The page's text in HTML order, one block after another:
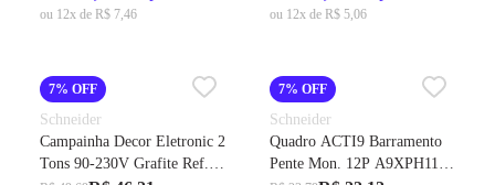
ou 12x de R$ 7,46 ou 12x de R$ 5,06
7% OFF
Schneider
Campainha Decor Eletronic 2
Tons 90-230V Grafite Ref.
7% OFF
Schneider
Quadro ACTI9 Barramento
Pente Mon. 12P A9XPH112